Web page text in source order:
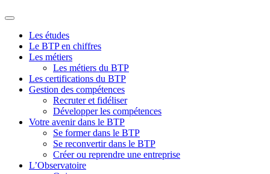
Les études
Le BTP en chiffres
Les métiers
Les métiers du BTP
Les certifications du BTP
Gestion des compétences
Recruter et fidéliser
Développer les compétences
Votre avenir dans le BTP
Se former dans le BTP
Se reconvertir dans le BTP
Créer ou reprendre une entreprise
L’Observatoire